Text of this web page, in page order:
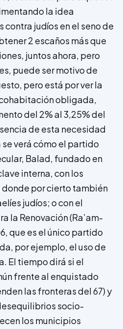
la idea
judíos en el seno de
2 escaños más que
juntos ahora, pero
puede ser motivo de
pero está por ver la
obligada,
del 2% al 3,25% del
de esta necesidad
verá cómo el partido
Balad, fundado en
interna, con los
por cierto también
judíos; o con el
la Renovación (Ra’am-
que es el único partido
por ejemplo, el uso de
El tiempo dirá si el
frente al enquistado
las fronteras del 67) y
socio-
los municipios